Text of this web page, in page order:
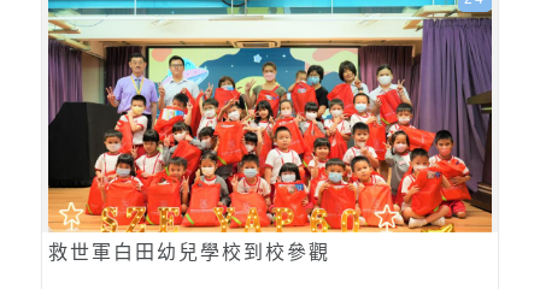
救世軍白田幼兒學校到校參觀